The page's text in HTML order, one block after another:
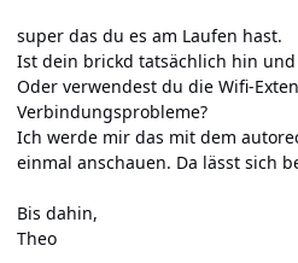
super das du es am Laufen hast.
Ist dein brickd tatsächlich hin und
Oder verwendest du die Wifi-
Verbindungsprobleme?
Ich werde mir das mit dem
einmal anschauen. Da lässt sich
Bis dahin,
Theo